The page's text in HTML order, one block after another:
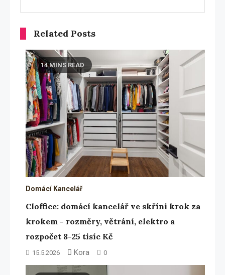
Related Posts
14 MINS READ
Domácí Kancelář
Cloffice: domácí kancelář ve skříni krok za
krokem - rozměry, větrání, elektro a
rozpočet 8-25 tisíc Kč
15.5.2026 Kora 0